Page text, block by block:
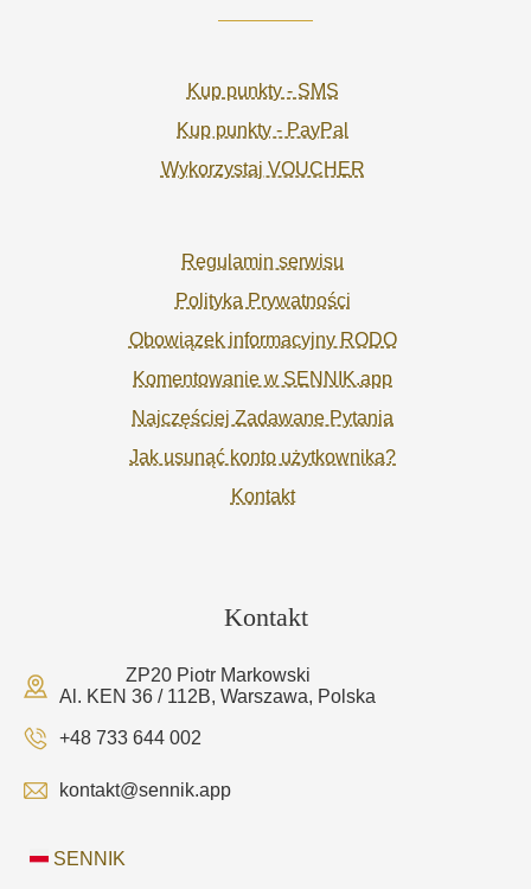
Kup punkty - SMS
Kup punkty - PayPal
Wykorzystaj VOUCHER
Regulamin serwisu
Polityka Prywatności
Obowiązek informacyjny RODO
Komentowanie w SENNIK.app
Najczęściej Zadawane Pytania
Jak usunąć konto użytkownika?
Kontakt
Kontakt
ZP20 Piotr Markowski
Al. KEN 36 / 112B, Warszawa, Polska
+48 733 644 002
kontakt@sennik.app
SENNIK